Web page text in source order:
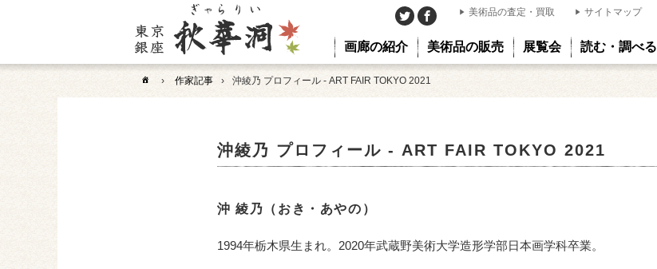
画廊の紹介 美術品の販売 展覧会 読む・調べる
美術品の査定・買取 サイトマップ
› 作家記事 › 沖綾乃 プロフィール - ART FAIR TOKYO 2021
沖綾乃 プロフィール - ART FAIR TOKYO 2021
沖 綾乃（おき・あやの）
1994年栃木県生まれ。2020年武蔵野美術大学造形学部日本画学科卒業。